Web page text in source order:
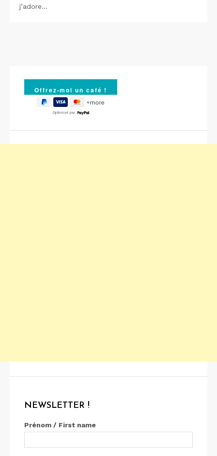
j’adore…
Optimisé par
NEWSLETTER !
Prénom / First name